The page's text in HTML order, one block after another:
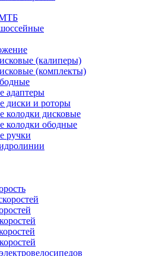
(калиперы)
(комплекты)
адаптеры
диски и роторы
колодки дисковые
колодки ободные
ручки